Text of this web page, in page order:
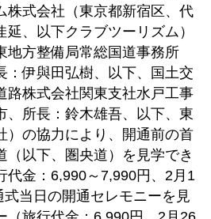
株式会社（東京都新宿区、代
、以下クラブツーリズム）
地方整備局常総国道事務所
：伊與田弘樹、以下、国土交
路株式会社関東支社水戸工事
、所長：鈴木雄吾、以下、東
）の協力により、開通前の首
（以下、圏央道）を見学でき
代金：6,990～7,990円、2月1
当日の開通セレモニーを見